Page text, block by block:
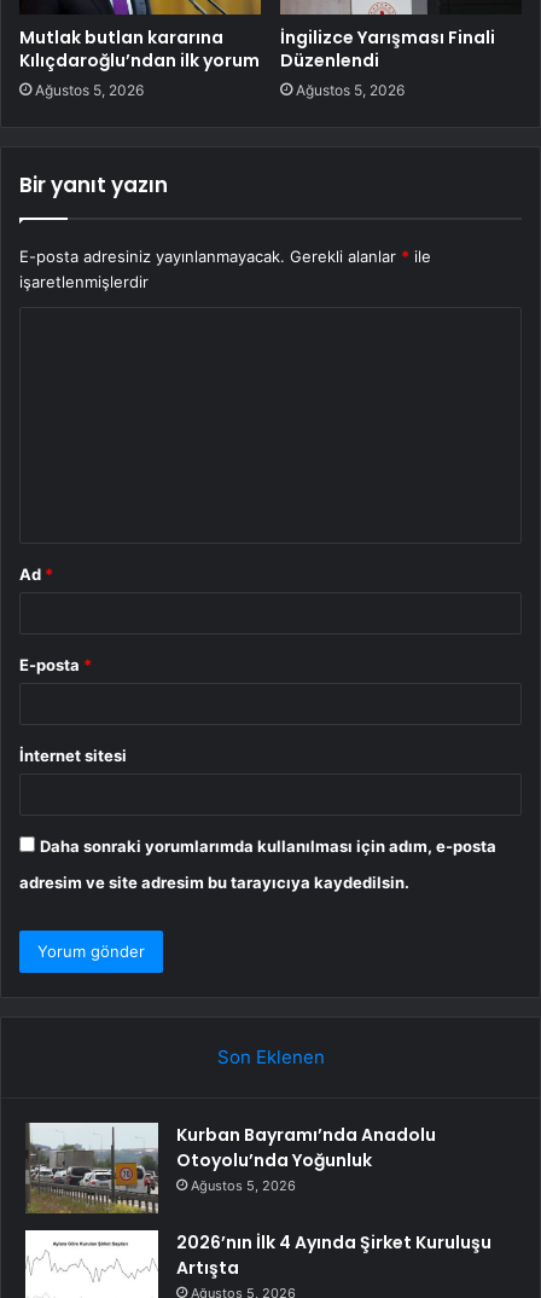
Mutlak butlan kararına
Kılıçdaroğlu’ndan ilk yorum
Ağustos 5, 2026
İngilizce Yarışması Finali
Düzenlendi
Ağustos 5, 2026
Bir yanıt yazın
E-posta adresiniz yayınlanmayacak. Gerekli alanlar * ile
işaretlenmişlerdir
Ad *
E-posta *
İnternet sitesi
Daha sonraki yorumlarımda kullanılması için adım, e-posta
adresim ve site adresim bu tarayıcıya kaydedilsin.
Son Eklenen
Kurban Bayramı’nda Anadolu
Otoyolu’nda Yoğunluk
Ağustos 5, 2026
2026’nın İlk 4 Ayında Şirket Kuruluşu
Artışta
Ağustos 5, 2026